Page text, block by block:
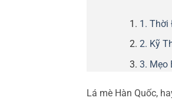
1. Thời
2. Kỹ
3. Mẹo
Lá mè Hàn Quốc,